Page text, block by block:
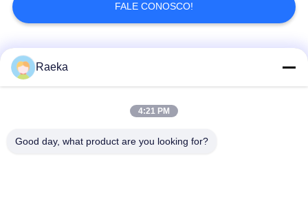
FALE CONOSCO!
Categorias populares
Bomba de vácuo do
Raeka
4:21 PM
Good day, what product are you looking for?